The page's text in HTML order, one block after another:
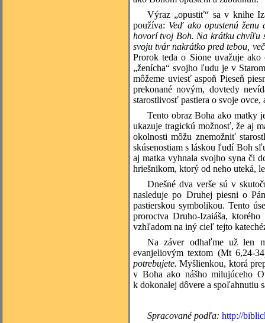
Výraz „opustiť“ sa v knihe
používa: Veď ako opustenú
hovorí tvoj Boh. Na krátku chvíľu
svoju tvár nakrátko pred tebou,
Prorok teda o Sione uvažuje
„ženícha“ svojho ľudu je v
môžeme uviesť aspoň Pieseň
prekonané novým, dovtedy
starostlivosť pastiera o svoje
Tento obraz Boha ako matky
ukazuje tragickú možnosť, že aj
okolnosti môžu znemožniť
skúsenostiam s láskou ľudí Boh
aj matka vyhnala svojho syna či
hriešnikom, ktorý od neho uteká,
Dnešné dva verše sú v
nasleduje po Druhej piesni o
pastierskou symbolikou. Tento
proroctva Druho-Izaiáša,
vzhľadom na iný cieľ tejto
Na záver odhaľme už len
evanjeliovým textom (Mt 6,24-
potrebujete. Myšlienkou, ktorá
v Boha ako nášho milujúceho
k dokonalej dôvere a spoľahnutiu
Spracované podľa: http://